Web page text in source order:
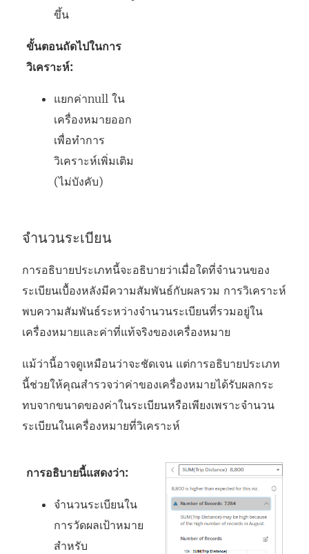
ขึ้น
ขั้นตอนถัดไปในการ
วิเคราะห์:
แยกค่าnull ใน
เครื่องหมายออก
เพื่อทำการ
วิเคราะห์เพิ่มเติม
(ไม่บังคับ)
จำนวนระเบียน
การอธิบายประเภทนี้จะอธิบายว่าเมื่อใดที่จำนวนของ
ระเบียนเบื้องหลังมีความสัมพันธ์กับผลรวม การวิเคราะห์
พบความสัมพันธ์ระหว่างจำนวนระเบียนที่รวมอยู่ใน
เครื่องหมายและค่าที่แท้จริงของเครื่องหมาย
แม้ว่านี้อาจดูเหมือนว่าจะชัดเจน แต่การอธิบายประเภท
นี้ช่วยให้คุณสำรวจว่าค่าของเครื่องหมายได้รับผลกระ
ทบจากขนาดของค่าในระเบียนหรือเพียงเพราะจำนวน
ระเบียนในเครื่องหมายที่วิเคราะห์
การอธิบายนี้แสดงว่า:
จำนวนระเบียนใน
การวัดผลเป้าหมาย
สำหรับ